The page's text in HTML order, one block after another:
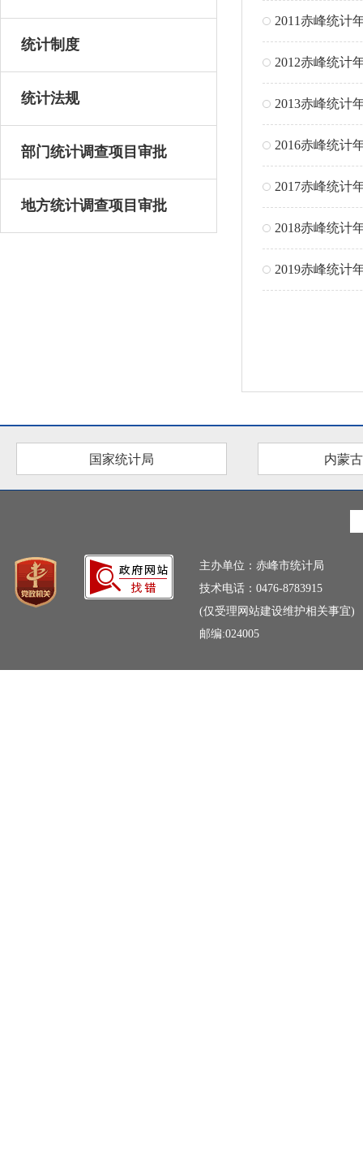
统计制度
统计法规
部门统计调查项目审批
地方统计调查项目审批
2011赤峰统计
2012赤峰统计
2013赤峰统计
2016赤峰统计
2017赤峰统计
2018赤峰统计
2019赤峰统计
国家统计局 内蒙
主办单位：赤峰市统计局
技术电话：0476-8783915
(仅受理网站建设维护相关事宜)
邮编:024005